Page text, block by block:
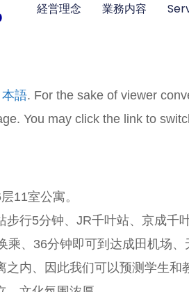
経営理念 業務内容
本語. For the sake of viewer
You may click the link to
11室公寓。
行5分钟、JR千叶站、京成千
、36分钟即可到达成田机场、
内、因此我们可以预测学生和